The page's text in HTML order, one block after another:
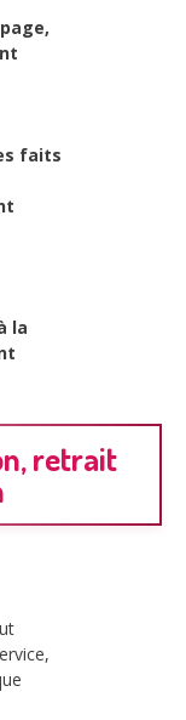
faits
la
retrait